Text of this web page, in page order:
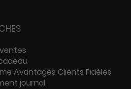
Avantages Clients Fidèles
journal